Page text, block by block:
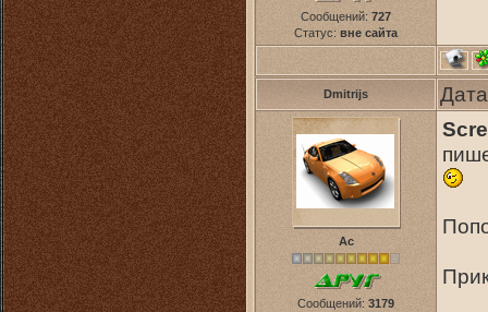
Сообщений: 727
Статус: вне сайта
Dmitrijs
Ас
Сообщений: 3179